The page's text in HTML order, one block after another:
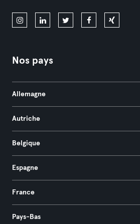
Nos pays
Allemagne
Autriche
Belgique
Espagne
France
Pays-Bas